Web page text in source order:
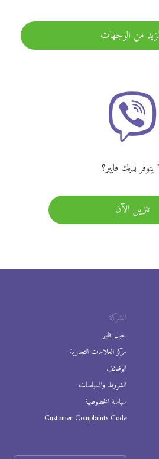
من الوجهات
يتوفر لديك فايبر؟
تنزيل الآن
الشركة
حول فايبر
مركز العلامات التجارية
الوظائف
الشروط والسياسات
سياسة الخصوصية
Customer Complaints Code